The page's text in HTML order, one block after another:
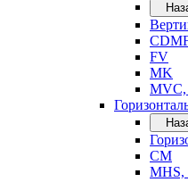
FV
MK
MVC,
CM